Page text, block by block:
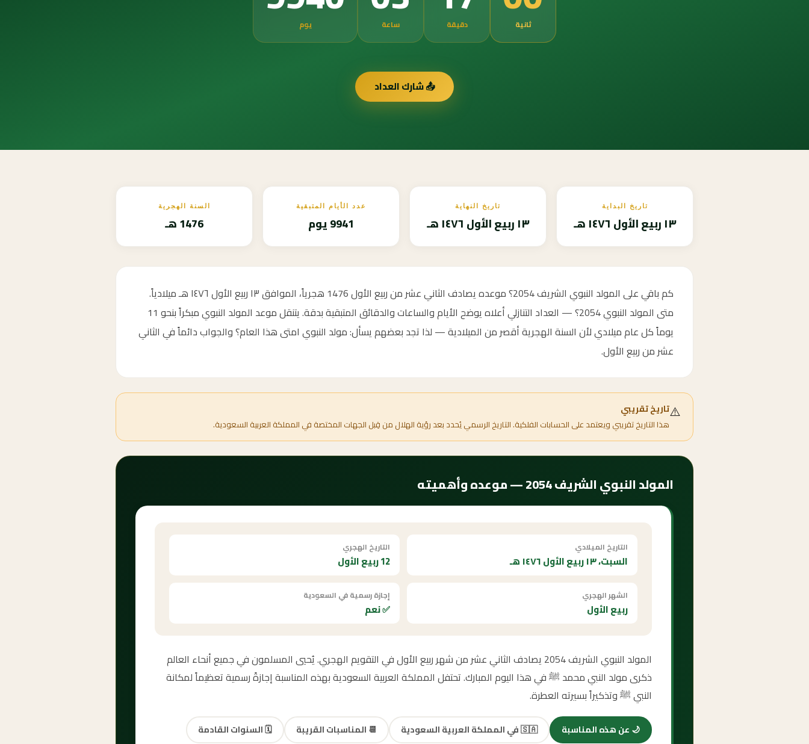
يوم ساعة دقيقة ثانية
📤 شارك العداد
تاريخ البداية
١٣ ربيع الأول ١٤٧٦ هـ
تاريخ النهاية
١٣ ربيع الأول ١٤٧٦ هـ
عدد الأيام المتبقية
9941 يوم
السنة الهجرية
1476 هـ
كم باقي على المولد النبوي الشريف 2054؟ موعده يصادف الثاني عشر من ربيع الأول 1476 هجرياً، الموافق ١٣ ربيع الأول ١٤٧٦ هـ ميلادياً.
متى المولد النبوي 2054؟ — العداد التنازلي أعلاه يوضح الأيام والساعات والدقائق المتبقية بدقة. يتنقل موعد المولد النبوي مبكراً بنحو 11
يوماً كل عام ميلادي لأن السنة الهجرية أقصر من الميلادية — لذا تجد بعضهم يسأل: مولد النبوي امتى هذا العام؟ والجواب دائماً في الثاني
عشر من ربيع الأول.
⚠️تاريخ تقريبي
هذا التاريخ تقريبي ويعتمد على الحسابات الفلكية. التاريخ الرسمي يُحدد بعد رؤية الهلال من قِبل الجهات المختصة في المملكة العربية السعودية.
المولد النبوي الشريف 2054 — موعده وأهميته
التاريخ الميلادي
السبت، ١٣ ربيع الأول ١٤٧٦ هـ
التاريخ الهجري
12 ربيع الأول
الشهر الهجري
ربيع الأول
إجازة رسمية في السعودية
✅ نعم
المولد النبوي الشريف 2054 يصادف الثاني عشر من شهر ربيع الأول في التقويم الهجري. يُحيي المسلمون في جميع أنحاء العالم
ذكرى مولد النبي محمد ﷺ في هذا اليوم المبارك. تحتفل المملكة العربية السعودية بهذه المناسبة إجازةً رسمية تعظيماً لمكانة
النبي ﷺ وتذكيراً بسيرته العطرة.
🌙عن هذه المناسبة 🇸🇦في المملكة العربية السعودية 📆المناسبات القريبة 🗓️السنوات القادمة